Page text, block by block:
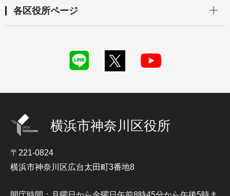
各区役所ページ
横浜市神奈川区役所
〒221-0824
横浜市神奈川区広台太田町3番地8